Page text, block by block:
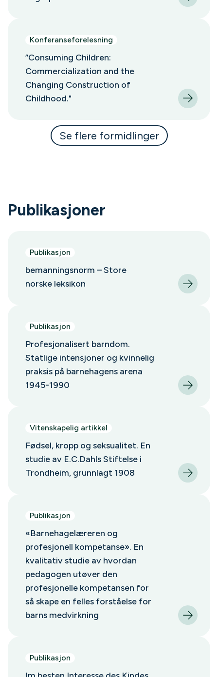
Konferanseforelesning
”Consuming Children:
Commercialization and the
Changing Construction of
Childhood."
Se flere formidlinger
Publikasjoner
Publikasjon
bemanningsnorm – Store
norske leksikon
Publikasjon
Profesjonalisert barndom.
Statlige intensjoner og kvinnelig
praksis på barnehagens arena
1945-1990
Vitenskapelig artikkel
Fødsel, kropp og seksualitet. En
studie av E.C.Dahls Stiftelse i
Trondheim, grunnlagt 1908
Publikasjon
«Barnehagelæreren og
profesjonell kompetanse». En
kvalitativ studie av hvordan
pedagogen utøver den
profesjonelle kompetansen for
så skape en felles forståelse for
barns medvirkning
Publikasjon